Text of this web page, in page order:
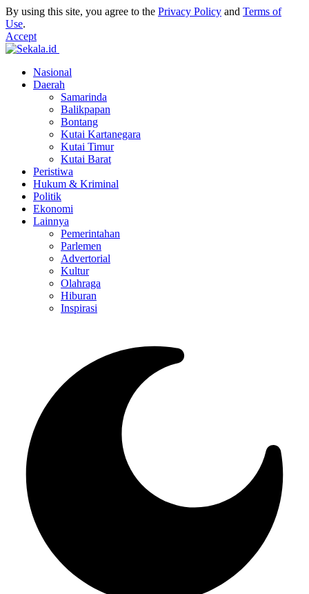
By using this site, you agree to the Privacy Policy and Terms of
Use.
Accept
Nasional
Daerah
Samarinda
Balikpapan
Bontang
Kutai Kartanegara
Kutai Timur
Kutai Barat
Peristiwa
Hukum & Kriminal
Politik
Ekonomi
Lainnya
Pemerintahan
Parlemen
Advertorial
Kultur
Olahraga
Hiburan
Inspirasi